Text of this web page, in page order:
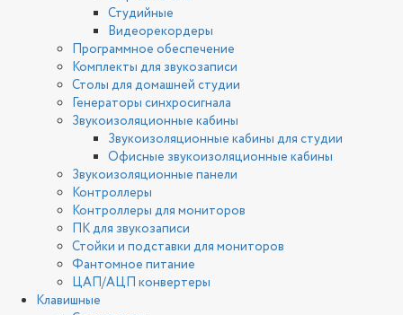
Студийные
Видеорекордеры
Программное обеспечение
Комплекты для звукозаписи
Столы для домашней студии
Генераторы синхросигнала
Звукоизоляционные кабины
Звукоизоляционные кабины для студии
Офисные звукоизоляционные кабины
Звукоизоляционные панели
Контроллеры
Контроллеры для мониторов
ПК для звукозаписи
Стойки и подставки для мониторов
Фантомное питание
ЦАП/АЦП конвертеры
Клавишные